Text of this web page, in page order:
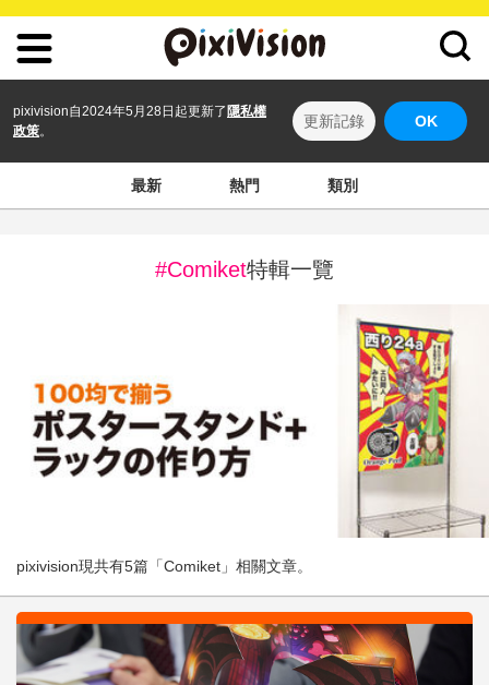
pixivision自2024年5月28日起更新了 隱私權
政策。
更新記錄 OK
最新 熱門 類別
#Comiket特輯一覽
pixivision現共有5篇「Comiket」相關文章。